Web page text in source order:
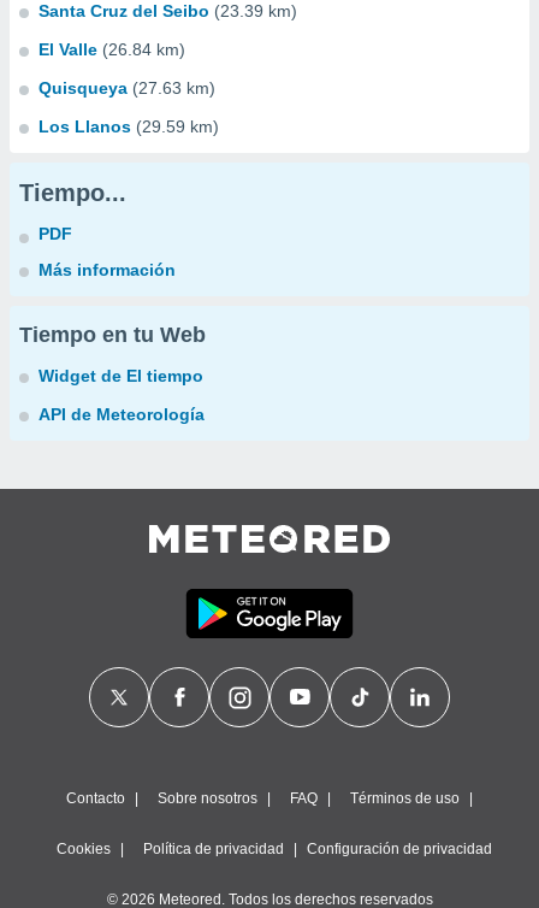
Santa Cruz del Seibo (23.39 km)
El Valle (26.84 km)
Quisqueya (27.63 km)
Los Llanos (29.59 km)
Tiempo...
PDF
Más información
Tiempo en tu Web
Widget de El tiempo
API de Meteorología
Contacto Sobre nosotros FAQ Términos de uso
Cookies Política de privacidad Configuración de privacidad
© 2026 Meteored. Todos los derechos reservados